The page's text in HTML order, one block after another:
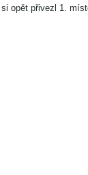
opět přivezl 1.